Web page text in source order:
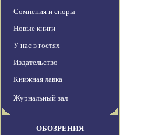
Сомнения и споры
Новые книги
У нас в гостях
Издательство
Книжная лавка
Журнальный зал
ОБОЗРЕНИЯ